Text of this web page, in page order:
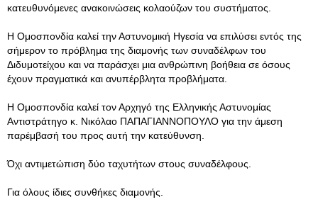
κατευθυνόμενες ανακοινώσεις κολαούζων του συστήματος.
Η Ομοσπονδία καλεί την Αστυνομική Ηγεσία να επιλύσει εντός της
σήμερον το πρόβλημα της διαμονής των συναδέλφων του
Διδυμοτείχου και να παράσχει μια ανθρώπινη βοήθεια σε όσους
έχουν πραγματικά και ανυπέρβλητα προβλήματα.
Η Ομοσπονδία καλεί τον Αρχηγό της Ελληνικής Αστυνομίας
Αντιστράτηγο κ. Νικόλαο ΠΑΠΑΓΙΑΝΝΟΠΟΥΛΟ για την άμεση
παρέμβασή του προς αυτή την κατεύθυνση.
Όχι αντιμετώπιση δύο ταχυτήτων στους συναδέλφους.
Για όλους ίδιες συνθήκες διαμονής.